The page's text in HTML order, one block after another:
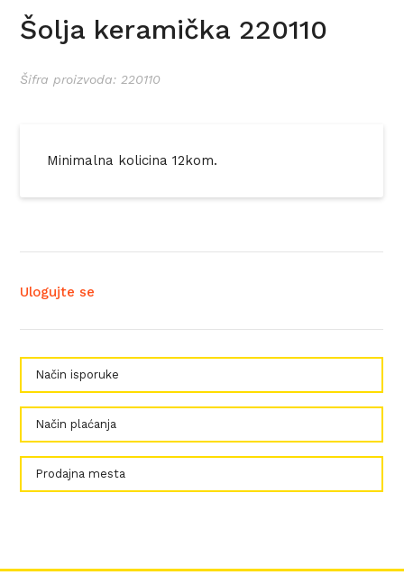
Šolja keramička 220110
Šifra proizvoda: 220110
Minimalna kolicina 12kom.
Ulogujte se
Način isporuke
Način plaćanja
Prodajna mesta